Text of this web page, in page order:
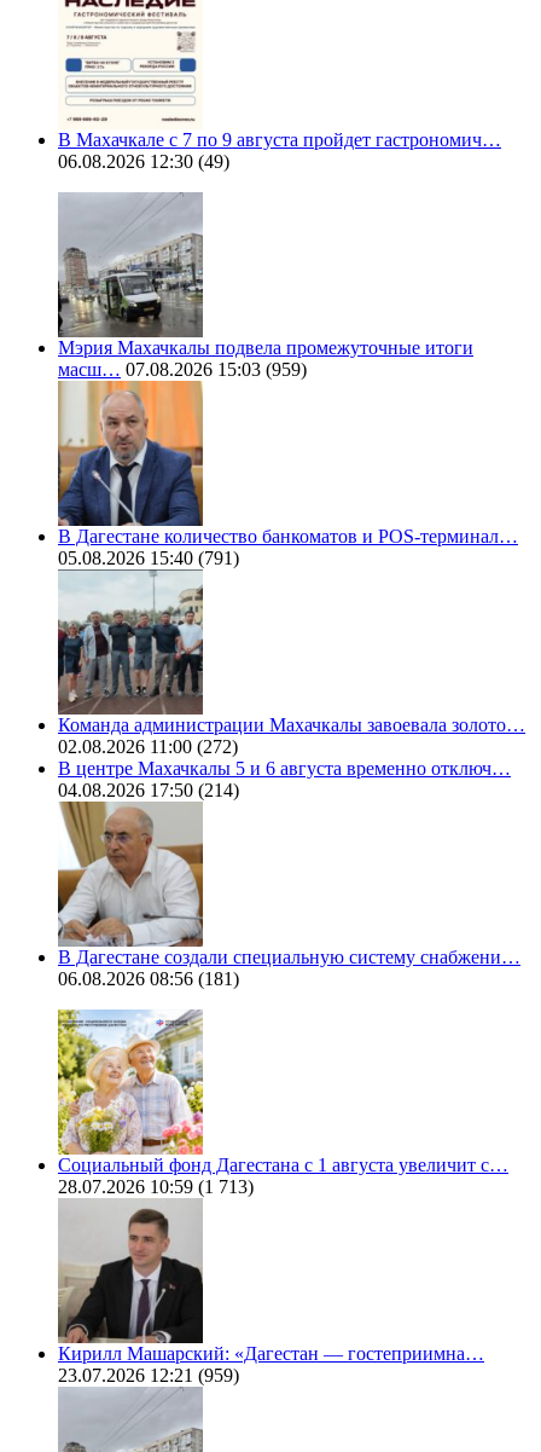
В Махачкале с 7 по 9 августа пройдет гастрономич…
06.08.2026 12:30 (49)
Мэрия Махачкалы подвела промежуточные итоги
масш… 07.08.2026 15:03 (959)
В Дагестане количество банкоматов и POS-терминал…
05.08.2026 15:40 (791)
Команда администрации Махачкалы завоевала золото…
02.08.2026 11:00 (272)
В центре Махачкалы 5 и 6 августа временно отключ…
04.08.2026 17:50 (214)
В Дагестане создали специальную систему снабжени…
06.08.2026 08:56 (181)
Социальный фонд Дагестана с 1 августа увеличит с…
28.07.2026 10:59 (1 713)
Кирилл Машарский: «Дагестан — гостеприимна…
23.07.2026 12:21 (959)